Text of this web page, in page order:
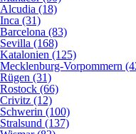
Alcudia (18)
Inca (31)
Barcelona (83)
Sevilla (168)
Katalonien (125)
Mecklenburg-Vorpommern
Rügen (31)
Rostock (66)
Crivitz (12)
Schwerin (100)
Stralsund (137)